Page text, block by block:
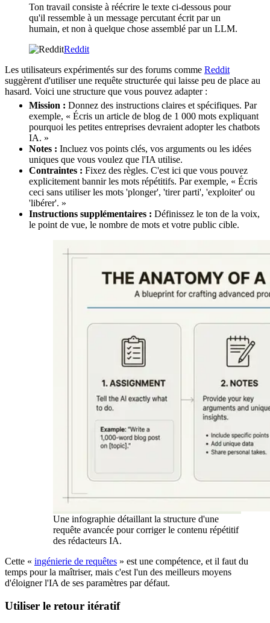
Ton travail consiste à réécrire le texte ci-dessous pour
qu'il ressemble à un message percutant écrit par un
humain, et non à quelque chose assemblé par un LLM.
Reddit
Les utilisateurs expérimentés sur des forums comme Reddit
suggèrent d'utiliser une requête structurée qui laisse peu de place au
hasard. Voici une structure que vous pouvez adapter :
Mission : Donnez des instructions claires et spécifiques. Par
exemple, « Écris un article de blog de 1 000 mots expliquant
pourquoi les petites entreprises devraient adopter les chatbots
IA. »
Notes : Incluez vos points clés, vos arguments ou les idées
uniques que vous voulez que l'IA utilise.
Contraintes : Fixez des règles. C'est ici que vous pouvez
explicitement bannir les mots répétitifs. Par exemple, « Écris
ceci sans utiliser les mots 'plonger', 'tirer parti', 'exploiter' ou
'libérer'. »
Instructions supplémentaires : Définissez le ton de la voix,
le point de vue, le nombre de mots et votre public cible.
Une infographie détaillant la structure d'une
requête avancée pour corriger le contenu répétitif
des rédacteurs IA.
Cette « ingénierie de requêtes » est une compétence, et il faut du
temps pour la maîtriser, mais c'est l'un des meilleurs moyens
d'éloigner l'IA de ses paramètres par défaut.
Utiliser le retour itératif